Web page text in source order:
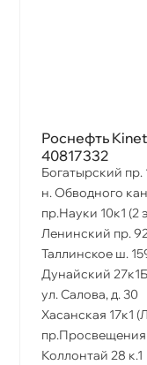
Роснефть
40817332
Богатырский пр.
н. Обводного
пр.Науки 10к1 (2
Ленинский пр. 92
Таллинское ш.
Дунайский 27к1Б
ул. Салова, д. 30
Хасанская 17к1
пр.Просвещения
Коллонтай 28 к.1